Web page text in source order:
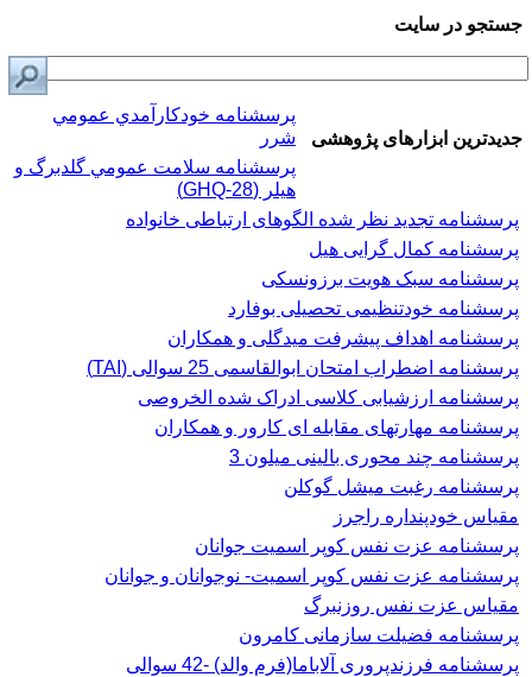
جستجو در سایت
جدیدترین ابزارهای پژوهشی
پرسشنامه خودكارآمدي عمومي
شرر
پرسشنامه سلامت عمومي گلدبرگ و
هیلر (GHQ-28)
پرسشنامه تجدید نظر شده الگوهای ارتباطی خانواده
پرسشنامه کمال گرایی هیل
پرسشنامه سبک هویت برزونسکی
پرسشنامه خودتنظیمی تحصیلی بوفارد
پرسشنامه اهداف پیشرفت میدگلی و همکاران
پرسشنامه اضطراب امتحان ابوالقاسمی 25 سوالی (TAI)
پرسشنامه ارزشیابی کلاسی ادراک شده الخروصی
پرسشنامه مهارتهای مقابله ای کارور و همکاران
پرسشنامه چند محوری بالینی میلون 3
پرسشنامه رغبت ميشل گوكلن
مقیاس خودپنداره راجرز
پرسشنامه عزت نفس كوپر اسميت جوانان
پرسشنامه عزت نفس کوپر اسمیت- نوجوانان و جوانان
مقیاس عزت نفس روزنبرگ
پرسشنامه فضیلت سازمانی کامرون
پرسشنامه فرزندپروری آلاباما(فرم والد) -42 سوالی